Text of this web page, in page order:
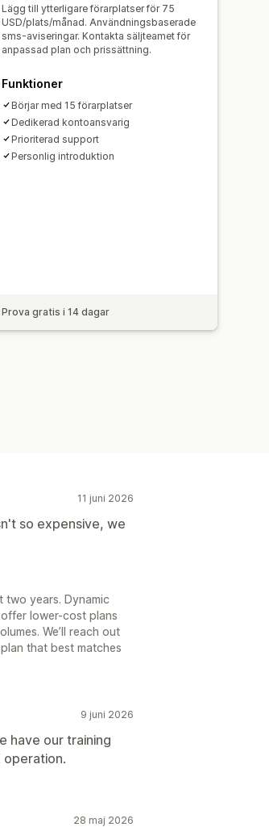
Lägg till ytterligare förarplatser för 75
USD/plats/månad. Användningsbaserade
sms-aviseringar. Kontakta säljteamet för
anpassad plan och prissättning.
Funktioner
Börjar med 15 förarplatser
Dedikerad kontoansvarig
Prioriterad support
Personlig introduktion
Prova gratis i 14 dagar
11 juni 2026
so expensive, we
years. Dynamic
lower-cost plans
We’ll reach out
that best matches
9 juni 2026
have our training
operation.
28 maj 2026